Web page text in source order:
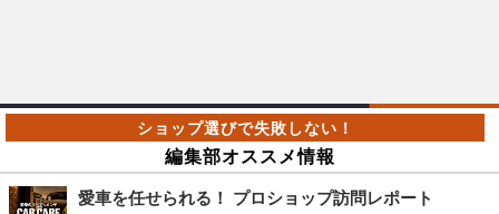
編集部オススメ情報
愛車を任せられる！ プロショップ訪問レポート